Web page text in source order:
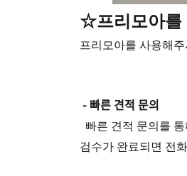
☆프리모아를
프리모아를 사용해
- 빠른 견적 문의
빠른 견적 문의를
검수가 완료되면 전